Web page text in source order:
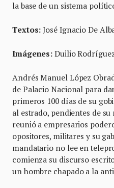
la base de un sistema
Textos: José Ignacio De
Imágenes: Duilio
Andrés Manuel López
de Palacio Nacional para
primeros 100 días de su
al estrado, pendientes de su
reunió a empresarios
opositores, militares y su
mandatario no lee en
comienza su discurso
un hombre chapado a la